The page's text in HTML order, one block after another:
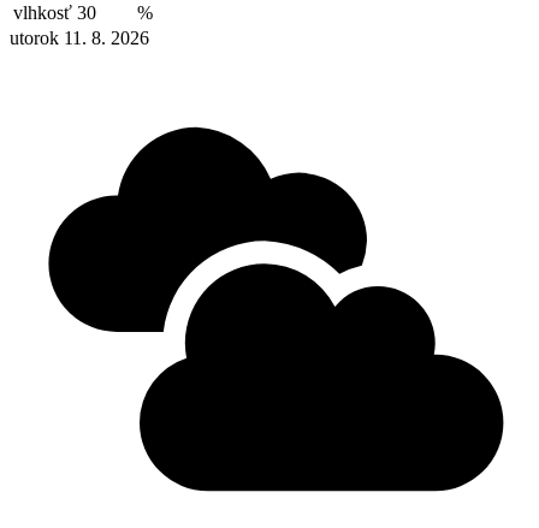
vlhkosť 30
%
utorok 11. 8. 2026